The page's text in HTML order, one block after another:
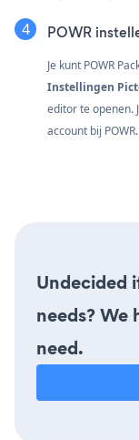
POWR
Je kunt POWR
Instellingen
editor te openen.
account bij
Undecided
needs? We
need.